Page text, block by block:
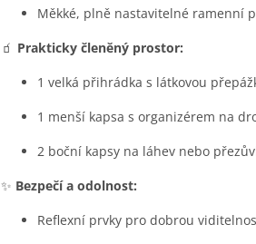
Měkké, plně nastavitelné ramenní
🧃 Prakticky členěný prostor:
1 velká přihrádka s látkovou
1 menší kapsa s organizérem na
2 boční kapsy na láhev nebo
✨ Bezpečí a odolnost:
Reflexní prvky pro dobrou